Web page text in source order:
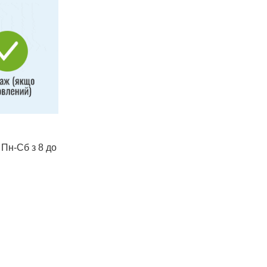
Пн-Сб з 8 до